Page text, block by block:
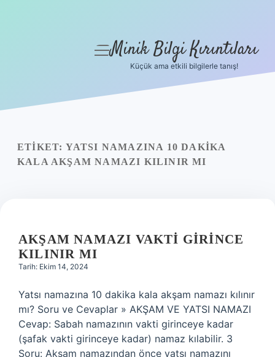
Yasal Uyarı
menüyü
Minik Bilgi Kırıntıları
Küçük ama etkili bilgilerle tanış!
ETIKET: YATSI NAMAZINA 10 DAKIKA
KALA AKŞAM NAMAZI KILINIR MI
AKŞAM NAMAZI VAKTI GIRINCE
KILINIR MI
Tarih: Ekim 14, 2024
Yatsı namazına 10 dakika kala akşam namazı kılınır
mı? Soru ve Cevaplar » AKŞAM VE YATSI NAMAZI
Cevap: Sabah namazının vakti girinceye kadar
(şafak vakti girinceye kadar) namaz kılabilir. 3
Soru: Akşam namazından önce yatsı namazını